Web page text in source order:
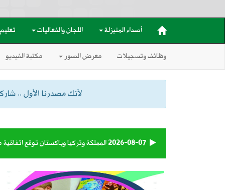
أصداء المنيزلة اللجان والفعاليات تعليم
وظائف وتسجيلات معرض الصور مكتبة الفيديو
لأنك مصدرنا الأول ..
2026-08-07المملكة وتركيا وباكستان توقع
2026-08-07حساب المواطن يوضح: العمالة المنزلية